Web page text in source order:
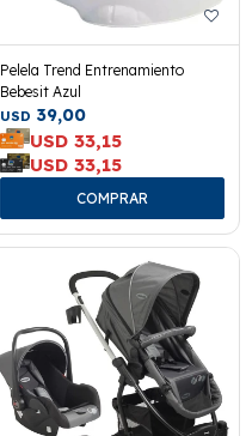
Pelela Trend Entrenamiento
Bebesit Azul
USD 39,00
USD 33,15
USD 33,15